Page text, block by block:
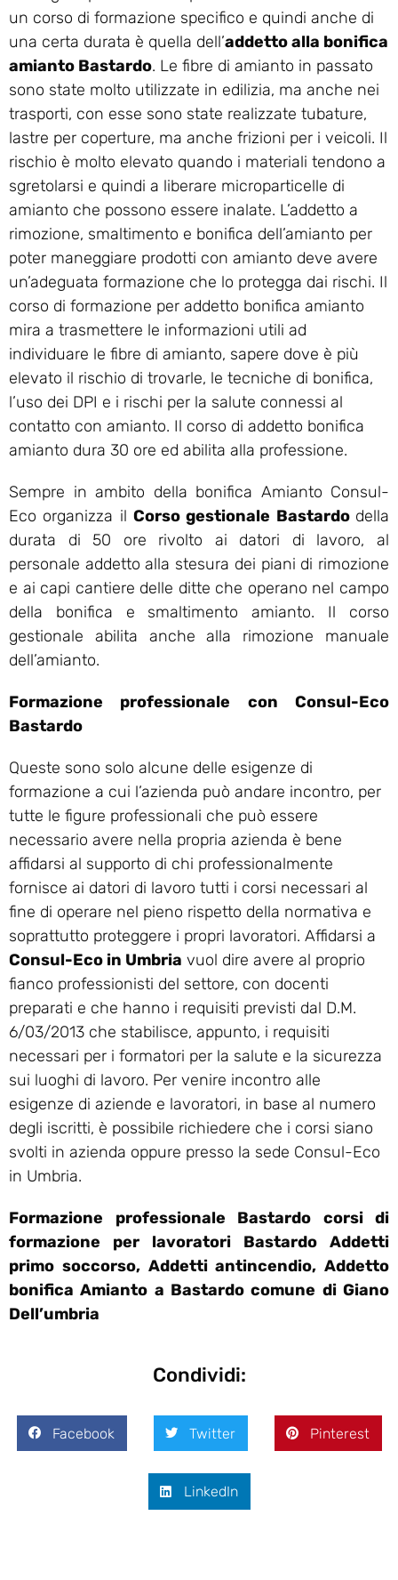
un corso di formazione specifico e quindi anche di
una certa durata è quella dell’addetto alla bonifica
amianto Bastardo. Le fibre di amianto in passato
sono state molto utilizzate in edilizia, ma anche nei
trasporti, con esse sono state realizzate tubature,
lastre per coperture, ma anche frizioni per i veicoli. Il
rischio è molto elevato quando i materiali tendono a
sgretolarsi e quindi a liberare microparticelle di
amianto che possono essere inalate. L’addetto a
rimozione, smaltimento e bonifica dell’amianto per
poter maneggiare prodotti con amianto deve avere
un’adeguata formazione che lo protegga dai rischi. Il
corso di formazione per addetto bonifica amianto
mira a trasmettere le informazioni utili ad
individuare le fibre di amianto, sapere dove è più
elevato il rischio di trovarle, le tecniche di bonifica,
l’uso dei DPI e i rischi per la salute connessi al
contatto con amianto. Il corso di addetto bonifica
amianto dura 30 ore ed abilita alla professione.
Sempre in ambito della bonifica Amianto Consul-
Eco organizza il Corso gestionale Bastardo della
durata di 50 ore rivolto ai datori di lavoro, al
personale addetto alla stesura dei piani di rimozione
e ai capi cantiere delle ditte che operano nel campo
della bonifica e smaltimento amianto. Il corso
gestionale abilita anche alla rimozione manuale
dell’amianto.
Formazione professionale con Consul-Eco
Bastardo
Queste sono solo alcune delle esigenze di
formazione a cui l’azienda può andare incontro, per
tutte le figure professionali che può essere
necessario avere nella propria azienda è bene
affidarsi al supporto di chi professionalmente
fornisce ai datori di lavoro tutti i corsi necessari al
fine di operare nel pieno rispetto della normativa e
soprattutto proteggere i propri lavoratori. Affidarsi a
Consul-Eco in Umbria vuol dire avere al proprio
fianco professionisti del settore, con docenti
preparati e che hanno i requisiti previsti dal D.M.
6/03/2013 che stabilisce, appunto, i requisiti
necessari per i formatori per la salute e la sicurezza
sui luoghi di lavoro. Per venire incontro alle
esigenze di aziende e lavoratori, in base al numero
degli iscritti, è possibile richiedere che i corsi siano
svolti in azienda oppure presso la sede Consul-Eco
in Umbria.
Formazione professionale Bastardo corsi di
formazione per lavoratori Bastardo Addetti
primo soccorso, Addetti antincendio, Addetto
bonifica Amianto a Bastardo comune di Giano
Dell’umbria
Condividi:
Facebook Twitter Pinterest
LinkedIn